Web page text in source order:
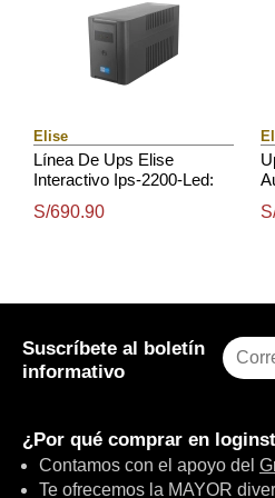
Elise
Línea De Ups Elise
Interactivo Ips-2200-Led:
S/690.90
Suscríbete al boletín
informativo
¿Por qué comprar en
Contamos con el apoyo del
Te ofrecemos la MAYOR